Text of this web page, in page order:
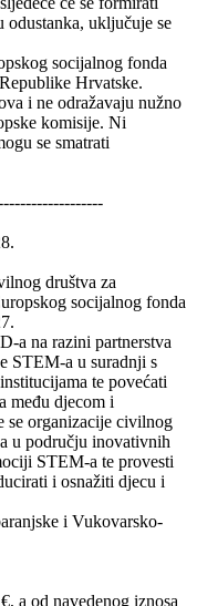
uključuje se
socijalnog fonda
Hrvatske.
i ne odražavaju nužno
komisije. Ni
se smatrati
društva za
socijalnog fonda
a na razini partnerstva
STEM-a u suradnji s
te povećati
među djecom i
se organizacije civilnog
u području inovativnih
STEM-a te provesti
i osnažiti djecu i
i Vukovarsko-
a od navedenog iznosa